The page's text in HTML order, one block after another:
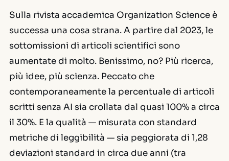
Sulla rivista accademica Organization Scienceè
successa una cosa strana. A partire dal 2023, le
sottomissioni di articoli scientifici sono
aumentate di molto. Benissimo, no? Più ricerca,
più idee, più scienza. Peccato che
contemporaneamente la percentuale di articoli
scritti senza AI sia crollata dal quasi 100% a circa
il 30%. E la qualità — misurata con standard
metriche di leggibilità — sia peggiorata di 1,28
deviazioni standard in circa due anni (tra